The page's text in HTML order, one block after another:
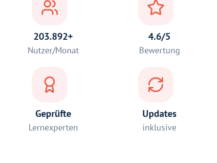
203.892+
Nutzer/Monat
4.6/5
Bewertung
Geprüfte
Lernexperten
Updates
inklusive